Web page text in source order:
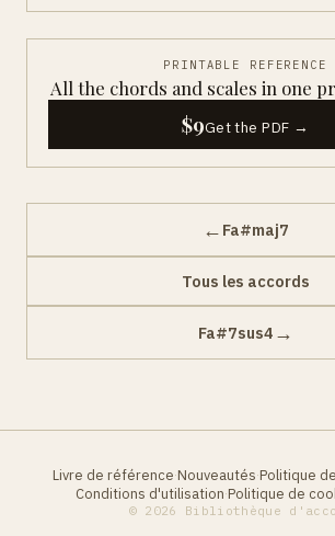
PRINTABLE REFERENCE
All the chords and scales in one
$9Get the PDF →
← Fa#maj7
Tous les accords
Fa#7sus4 →
Livre de référence·Nouveautés·Politique
Conditions d'utilisation·Politique de
© 2026 Bibliothèque